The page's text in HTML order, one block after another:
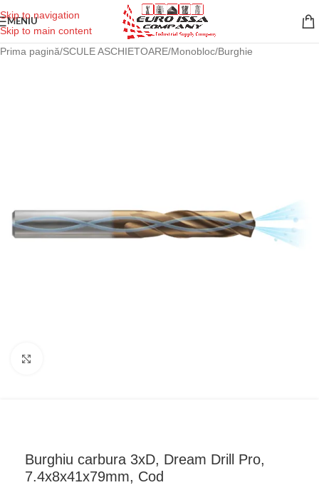
Skip to navigation
Skip to main content
MENIU
Prima pagină/SCULE ASCHIETOARE/Monobloc/Burghie
Burghiu carbura 3xD, Dream Drill Pro,
7.4x8x41x79mm, Cod